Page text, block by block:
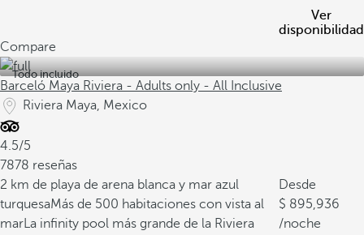
Ver
disponibilidad
Compare
Todo incluido
Barceló Maya Riviera - Adults only - All Inclusive
Riviera Maya, Mexico
4.5/5
7878 reseñas
2 km de playa de arena blanca y mar azul
turquesaMás de 500 habitaciones con vista al
marLa infinity pool más grande de la Riviera
Desde
895,936
/noche